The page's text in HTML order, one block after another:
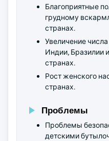
Благоприятные
грудному
странах.
Увеличение
Индии, Бразилии
странах.
Рост женского
странах.
Проблемы
Проблемы
детскими